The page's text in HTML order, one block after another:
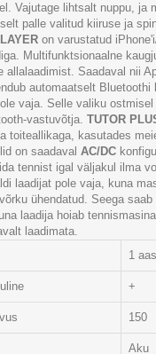
Vajutage lihtsalt nuppu, ja
palle valitud kiiruse ja
on varustatud
Multifunktsionaalne
allalaadimist. Saadaval nii
automaatselt Bluetoothi
vaja. Selle valiku
vastuvõtja. TUTOR
toiteallikaga, kasutades
on saadaval AC/DC
tennist igal väljakul ilma
laadijat pole vaja, kuna
ühendatud. Seega
laadija hoiab
laadimata.
1
+
150
Aku